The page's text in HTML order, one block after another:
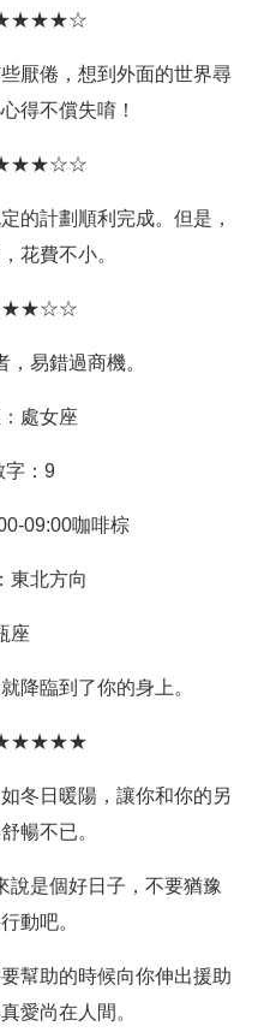
★★★★☆
厭倦，想到外面的世界尋
得不償失唷！
★★★☆☆
的計劃順利完成。但是，
花費不小。
易錯過商機。
處女座
字：9
09:00咖啡棕
東北方向
座
降臨到了你的身上。
★★★★★
冬日暖陽，讓你和你的另
暢不已。
說是個好日子，不要猶豫
動吧。
幫助的時候向你伸出援助
愛尚在人間。